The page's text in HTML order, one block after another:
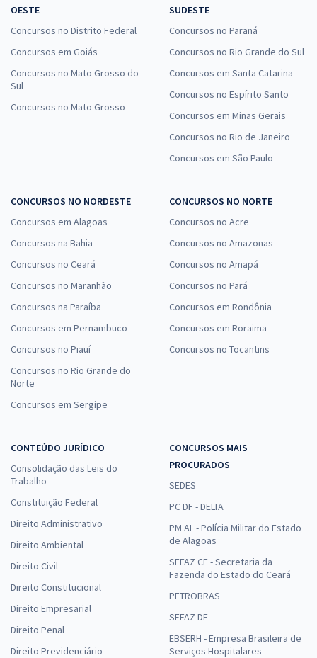
OESTE
Concursos no Distrito Federal
Concursos em Goiás
Concursos no Mato Grosso do
Sul
Concursos no Mato Grosso
SUDESTE
Concursos no Paraná
Concursos no Rio Grande do Sul
Concursos em Santa Catarina
Concursos no Espírito Santo
Concursos em Minas Gerais
Concursos no Rio de Janeiro
Concursos em São Paulo
CONCURSOS NO NORDESTE
Concursos em Alagoas
Concursos na Bahia
Concursos no Ceará
Concursos no Maranhão
Concursos na Paraíba
Concursos em Pernambuco
Concursos no Piauí
Concursos no Rio Grande do
Norte
Concursos em Sergipe
CONCURSOS NO NORTE
Concursos no Acre
Concursos no Amazonas
Concursos no Amapá
Concursos no Pará
Concursos em Rondônia
Concursos em Roraima
Concursos no Tocantins
CONTEÚDO JURÍDICO
Consolidação das Leis do
Trabalho
Constituição Federal
Direito Administrativo
Direito Ambiental
Direito Civil
Direito Constitucional
Direito Empresarial
Direito Penal
Direito Previdenciário
CONCURSOS MAIS
PROCURADOS
SEDES
PC DF - DELTA
PM AL - Polícia Militar do Estado
de Alagoas
SEFAZ CE - Secretaria da
Fazenda do Estado do Ceará
PETROBRAS
SEFAZ DF
EBSERH - Empresa Brasileira de
Serviços Hospitalares